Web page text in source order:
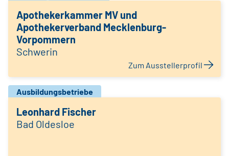
Apothekerkammer MV und
Apothekerverband Mecklenburg-
Vorpommern
Schwerin
Zum Ausstellerprofil
Ausbildungsbetriebe
Leonhard Fischer
Bad Oldesloe